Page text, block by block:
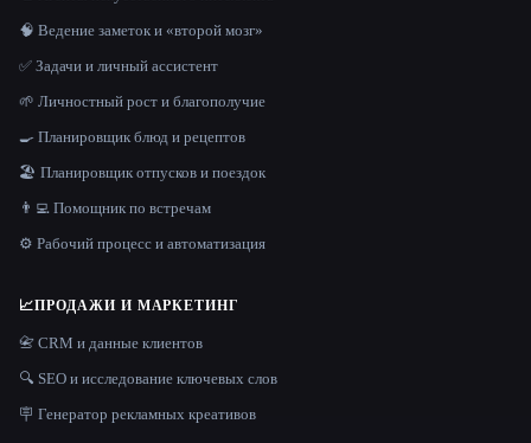
🧠 Ведение заметок и «второй мозг»
✅ Задачи и личный ассистент
🌱 Личностный рост и благополучие
🍳 Планировщик блюд и рецептов
🏖 Планировщик отпусков и поездок
👨‍💻 Помощник по встречам
⚙️ Рабочий процесс и автоматизация
📈ПРОДАЖИ И МАРКЕТИНГ
📇 CRM и данные клиентов
🔍 SEO и исследование ключевых слов
🪧 Генератор рекламных креативов